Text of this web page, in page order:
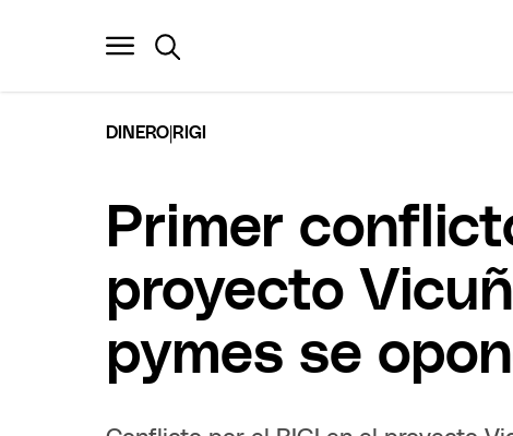
DINERO RIGI
Primer
proyecto
pymes se